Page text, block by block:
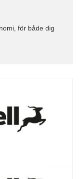
för både dig